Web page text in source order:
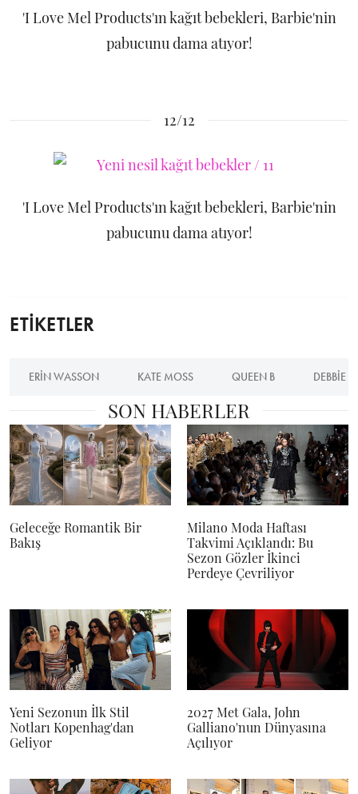
'I Love Mel Products'ın kağıt bebekleri, Barbie'nin
pabucunu dama atıyor!
12/12
'I Love Mel Products'ın kağıt bebekleri, Barbie'nin
pabucunu dama atıyor!
ETİKETLER
ERIN WASSON KATE MOSS QUEEN B DEBBIE
SON HABERLER
Geleceğe Romantik Bir
Bakış
Milano Moda Haftası
Takvimi Açıklandı: Bu
Sezon Gözler İkinci
Perdeye Çevriliyor
Yeni Sezonun İlk Stil
Notları Kopenhag'dan
Geliyor
2027 Met Gala, John
Galliano'nun Dünyasına
Açılıyor